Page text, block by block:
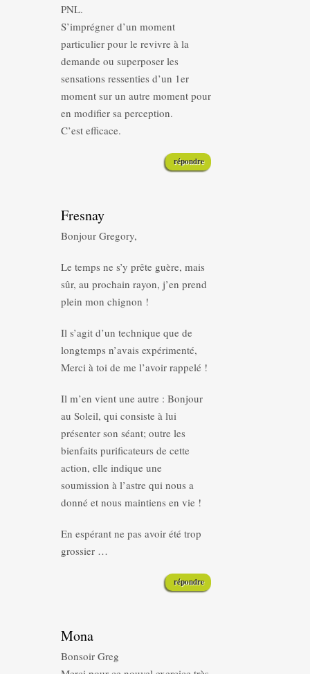
PNL.
S’imprégner d’un moment
particulier pour le revivre à la
demande ou superposer les
sensations ressenties d’un 1er
moment sur un autre moment pour
en modifier sa perception.
C’est efficace.
répondre
Fresnay
Bonjour Gregory,
Le temps ne s’y prête guère, mais
sûr, au prochain rayon, j’en prend
plein mon chignon !
Il s’agit d’un technique que de
longtemps n’avais expérimenté,
Merci à toi de me l’avoir rappelé !
Il m’en vient une autre : Bonjour
au Soleil, qui consiste à lui
présenter son séant; outre les
bienfaits purificateurs de cette
action, elle indique une
soumission à l’astre qui nous a
donné et nous maintiens en vie !
En espérant ne pas avoir été trop
grossier …
répondre
Mona
Bonsoir Greg